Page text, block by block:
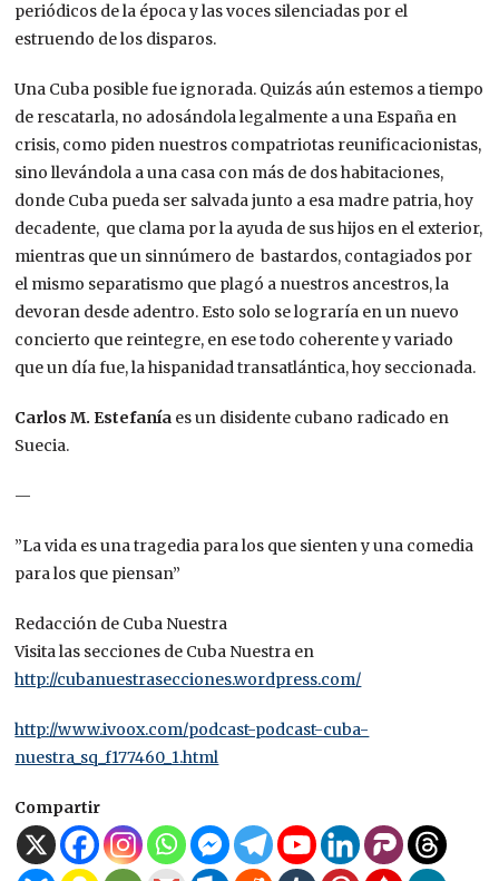
periódicos de la época y las voces silenciadas por el
estruendo de los disparos.
Una Cuba posible fue ignorada. Quizás aún estemos a tiempo
de rescatarla, no adosándola legalmente a una España en
crisis, como piden nuestros compatriotas reunificacionistas,
sino llevándola a una casa con más de dos habitaciones,
donde Cuba pueda ser salvada junto a esa madre patria, hoy
decadente, que clama por la ayuda de sus hijos en el exterior,
mientras que un sinnúmero de bastardos, contagiados por
el mismo separatismo que plagó a nuestros ancestros, la
devoran desde adentro. Esto solo se lograría en un nuevo
concierto que reintegre, en ese todo coherente y variado
que un día fue, la hispanidad transatlántica, hoy seccionada.
Carlos M. Estefanía es un disidente cubano radicado en
Suecia.
—
”La vida es una tragedia para los que sienten y una comedia
para los que piensan”
Redacción de Cuba Nuestra
Visita las secciones de Cuba Nuestra en
http://cubanuestrasecciones.wordpress.com/
http://www.ivoox.com/podcast-podcast-cuba-
nuestra_sq_f177460_1.html
Compartir